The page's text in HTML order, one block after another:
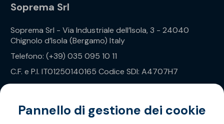
Soprema Srl
Soprema Srl - Via Industriale dell’Isola, 3 - 24040
Chignolo d’Isola (Bergamo) Italy
Telefono: (+39) 035 095 10 11
C.F. e P.I. IT01250140165 Codice SDI: A4707H7
Privacy Policy
Pannello di gestione dei cookie